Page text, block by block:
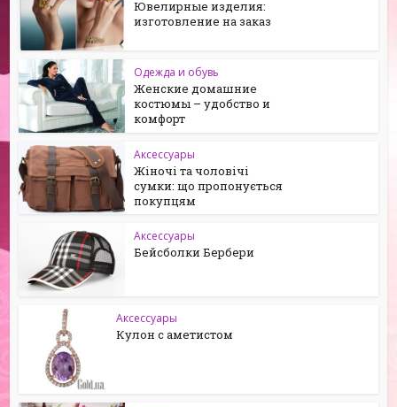
Ювелирные изделия:
изготовление на заказ
Одежда и обувь
Женские домашние
костюмы – удобство и
комфорт
Аксессуары
Жіночі та чоловічі
сумки: що пропонується
покупцям
Аксессуары
Бейсболки Бербери
Аксессуары
Кулон с аметистом